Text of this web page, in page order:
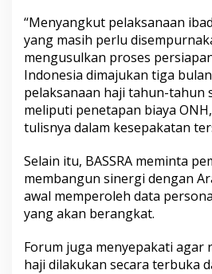
“Menyangkut pelaksanaan
yang masih perlu
mengusulkan proses
Indonesia dimajukan tiga
pelaksanaan haji tahun-tahun
meliputi penetapan biaya
tulisnya dalam kesepakatan
Selain itu, BASSRA meminta
membangun sinergi dengan
awal memperoleh data
yang akan berangkat.
Forum juga menyepakati agar
haji dilakukan secara terbuka